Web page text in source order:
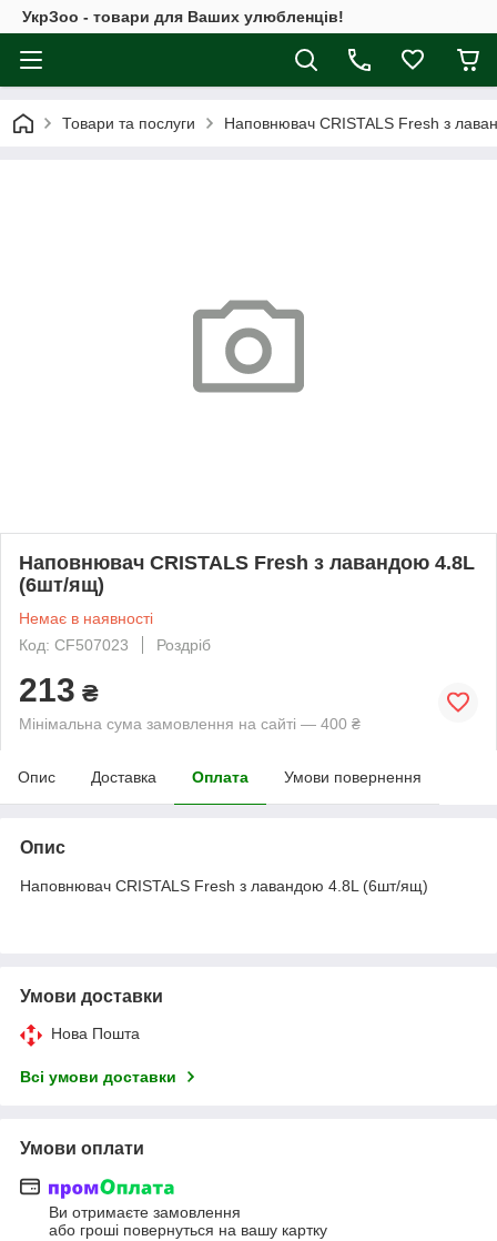
УкрЗоо - товари для Ваших улюбленців!
Товари та послуги Наповнювач CRISTALS Fresh з
Наповнювач CRISTALS Fresh з лавандою 4.8L
(6шт/ящ)
Немає в наявності
Код: CF507023
Роздріб
213 ₴
Мінімальна сума замовлення на сайті — 400 ₴
Опис Доставка Оплата Умови повернення
Опис
Наповнювач CRISTALS Fresh з лавандою 4.8L (6шт/ящ)
Умови доставки
Нова Пошта
Всі умови доставки
Умови оплати
Ви отримаєте замовлення
або гроші повернуться на вашу картку